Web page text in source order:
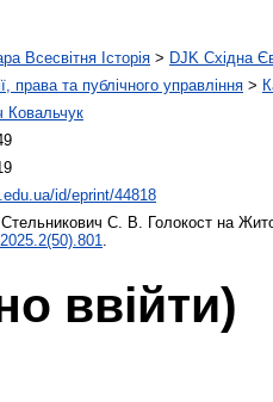
Всесвітня Історія > DJK Східна
права та публічного управління >
Ковальчук
id/eprint/44818
Стельникович С. В.
Голокост на
ввійти)